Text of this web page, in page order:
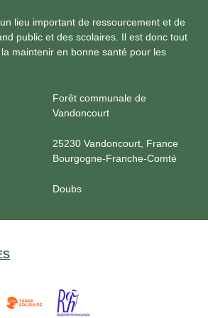
lieu important de ressourcement et de
public et des scolaires. Il est donc tout
maintenir en bonne santé pour les
Forêt communale de
Vandoncourt
25230 Vandoncourt, France
Bourgogne-Franche-Comté
Doubs